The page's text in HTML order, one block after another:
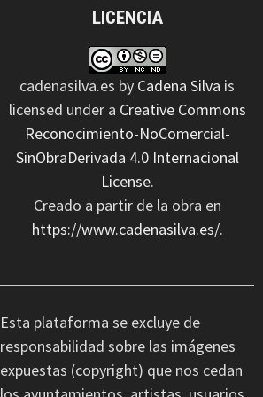
LICENCIA
cadenasilva.es by Cadena Silva is
licensed under a Creative Commons
Reconocimiento-NoComercial-
SinObraDerivada 4.0 Internacional
License.
Creado a partir de la obra en
https://www.cadenasilva.es/.
Esta plataforma se excluye de
responsabilidad sobre las imágenes
expuestas (copyright) que nos cedan